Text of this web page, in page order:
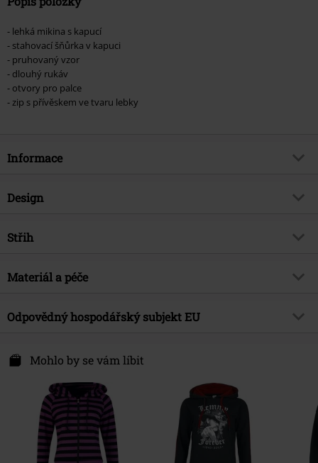
- lehká mikina s kapucí
- stahovací šňůrka v kapuci
- pruhovaný vzor
- dlouhý rukáv
- otvory pro palce
- zip s přívěskem ve tvaru lebky
Informace
Zboží č.
Brand
Datum vydání
Design
Typ výrobku
Barva
Střih
Střih/vrchní díl
Materiál a péče
Vrchní materiál
95% bavlna, 5% elastan
Odpovědný hospodářský subjekt EU
ul. Wroclawska 31
55-095 Mirków, Byków
info@bannedapparel.eu
Mohlo by se vám líbit